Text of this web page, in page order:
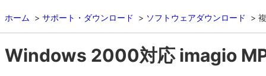
ホーム サポート・ダウンロード ソフトウェアダウンロード
Windows 2000対応 imagio